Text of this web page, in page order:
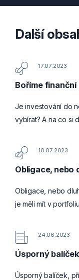
Další
17.07.2023
Boříme
Je investování do
vybírat? A na co si
10.07.2023
Obligace, nebo
Obligace, nebo
je měli mít v
24.06.2023
Úsporný
Úsporný balíček,